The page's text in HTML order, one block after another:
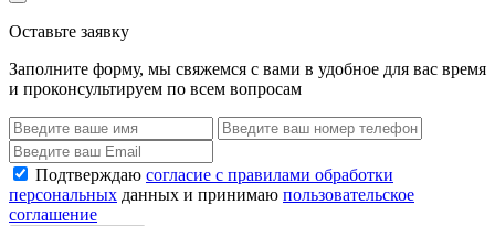
Оставьте заявку
Заполните форму, мы свяжемся с вами в удобное для вас время
и проконсультируем по всем вопросам
Подтверждаю согласие с правилами обработки
персональных данных и принимаю пользовательское
соглашение